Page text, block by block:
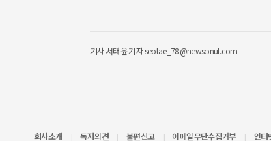
기사서태윤 기자 seotae_78@newsonul.com
회사소개 독자의견 불편신고 이메일무단수집거부 인터